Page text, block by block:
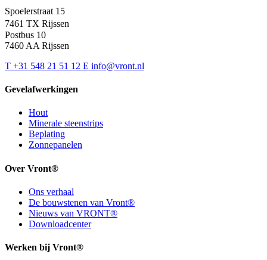
Spoelerstraat 15
7461 TX Rijssen
Postbus 10
7460 AA Rijssen
T +31 548 21 51 12 E info@vront.nl
Gevelafwerkingen
Hout
Minerale steenstrips
Beplating
Zonnepanelen
Over Vront®
Ons verhaal
De bouwstenen van Vront®
Nieuws van VRONT®
Downloadcenter
Werken bij Vront®